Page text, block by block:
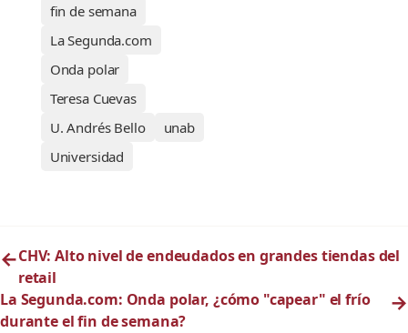
fin de semana
La Segunda.com
Onda polar
Teresa Cuevas
U. Andrés Bello
unab
Universidad
←CHV: Alto nivel de endeudados en grandes tiendas del
retail
La Segunda.com: Onda polar, ¿cómo "capear" el frío
durante el fin de semana?
→